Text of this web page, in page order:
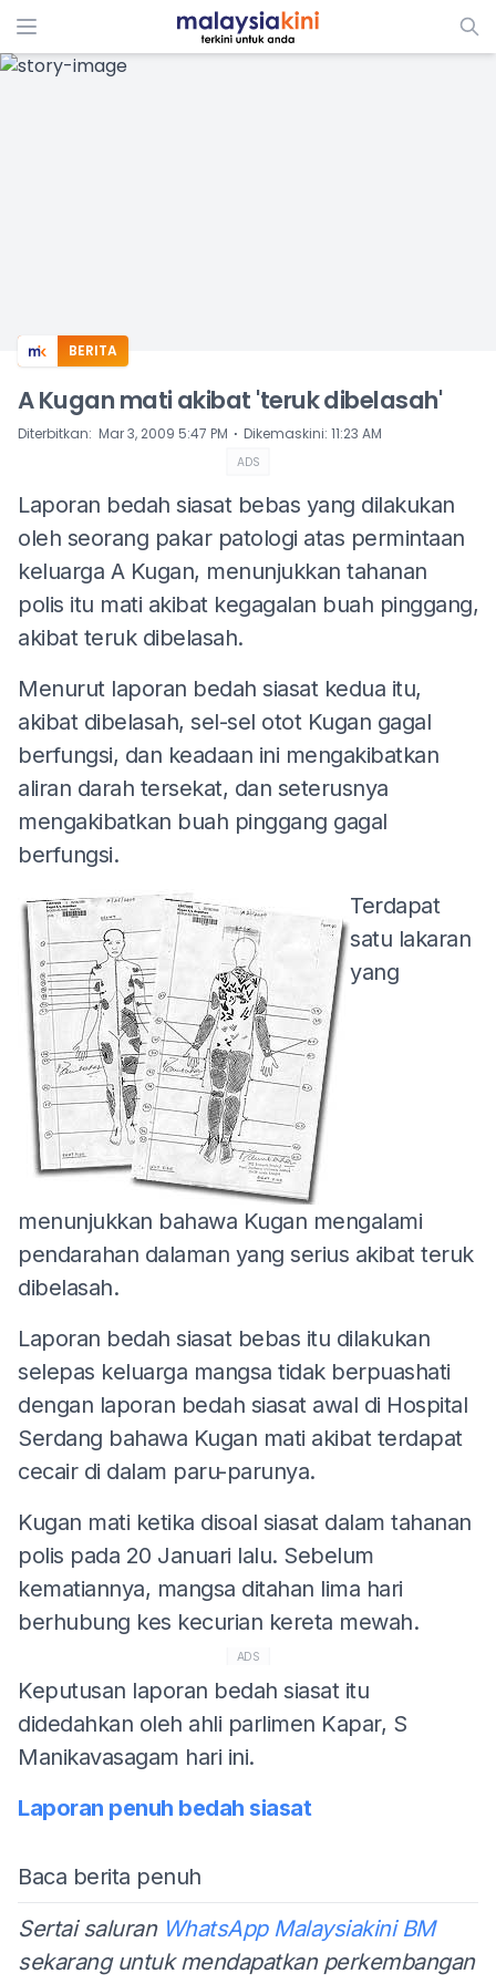
ADS
BERITA
A Kugan mati akibat 'teruk dibelasah'
Diterbitkan: Mar 3, 2009 5:47 PM ⋅ Dikemaskini: 11:23 AM
ADS
Laporan bedah siasat bebas yang dilakukan
oleh seorang pakar patologi atas permintaan
keluarga A Kugan, menunjukkan tahanan
polis itu mati akibat kegagalan buah pinggang,
akibat teruk dibelasah.
Menurut laporan bedah siasat kedua itu,
akibat dibelasah, sel-sel otot Kugan gagal
berfungsi, dan keadaan ini mengakibatkan
aliran darah tersekat, dan seterusnya
mengakibatkan buah pinggang gagal
berfungsi.
Terdapat
satu lakaran
yang
menunjukkan bahawa Kugan mengalami
pendarahan dalaman yang serius akibat teruk
dibelasah.
Laporan bedah siasat bebas itu dilakukan
selepas keluarga mangsa tidak berpuashati
dengan laporan bedah siasat awal di Hospital
Serdang bahawa Kugan mati akibat terdapat
cecair di dalam paru-parunya.
Kugan mati ketika disoal siasat dalam tahanan
polis pada 20 Januari lalu. Sebelum
kematiannya, mangsa ditahan lima hari
berhubung kes kecurian kereta mewah.
ADS
Keputusan laporan bedah siasat itu
didedahkan oleh ahli parlimen Kapar, S
Manikavasagam hari ini.
Laporan penuh bedah siasat
Baca berita penuh
Sertai saluran WhatsApp Malaysiakini BM
sekarang untuk mendapatkan perkembangan